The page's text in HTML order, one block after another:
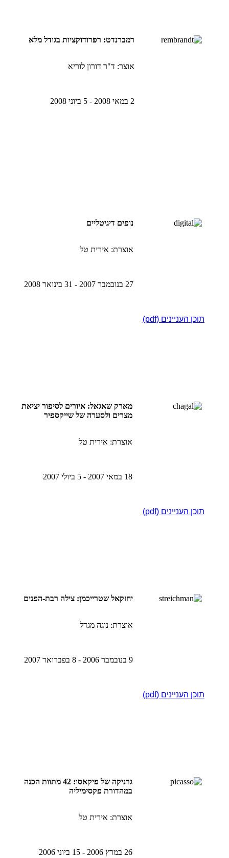
רמברנדט: רפרודוקציות בגודל מלא
אוצר: ד"ר דורון לוריא
2 במאי 2008 - 5 ביוני 2008
נופים דיגיטליים
אוצרת: אירית טל
27 בנובמבר 2007 - 31 בינואר 2008
תוכן העניינים (pdf)
מארק שאגאל: איורים לסיפור יציאת
מצרים ולסערה של שייקספיר
אוצרת: אירית טל
18 במאי 2007 - 5 ביולי 2007
תוכן העניינים (pdf)
יחזקאל שטרייכמן: צילה רבת-הפנים
אוצרת: נוגה מגדל
9 בנובמבר 2006 - 8 בפברואר 2007
תוכן העניינים (pdf)
גרניקה של פיקאסו: 42 מתוות הכנה
במהדורת פקסימיליה
אוצרת: אירית טל
26 במרץ 2006 - 15 ביוני 2006